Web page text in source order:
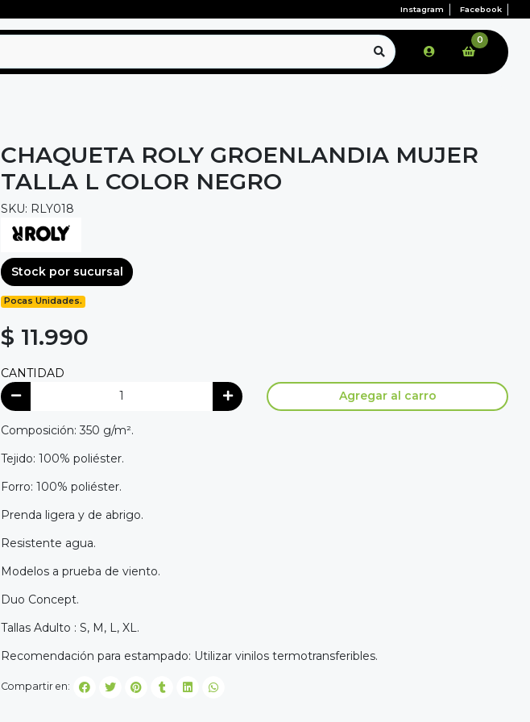
Instagram Facebook
0
CHAQUETA ROLY GROENLANDIA MUJER
TALLA L COLOR NEGRO
SKU: RLY018
Stock por sucursal
Pocas Unidades.
$ 11.990
CANTIDAD
Agregar al carro
Composición: 350 g/m².
Tejido: 100% poliéster.
Forro: 100% poliéster.
Prenda ligera y de abrigo.
Resistente agua.
Modelos a prueba de viento.
Duo Concept.
Tallas Adulto : S, M, L, XL.
Recomendación para estampado: Utilizar vinilos termotransferibles.
Compartir en: